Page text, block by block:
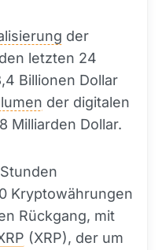
der
letzten 24
Billionen Dollar
der digitalen
Milliarden Dollar.
Kryptowährungen
Rückgang, mit
(XRP), der um